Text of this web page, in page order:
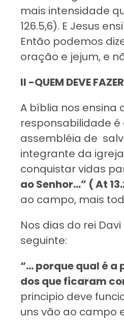
mais intensidade
126.5,6). E Jesus
Então podemos
oração e jejum, e
II -QUEM DEVE
A bíblia nos ensina
responsabilidade é
assembléia de
integrante da
conquistar vidas
ao Senhor…” ( At
ao campo, mais
Nos dias do rei
seguinte:
“… porque qual é
dos que ficaram
principio deve
uns vão ao campo